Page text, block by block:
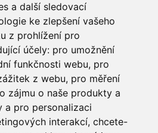
a další sledovací
ke zlepšení vašeho
z prohlížení pro
účely: pro umožnění
funkčnosti webu, pro
z webu, pro měření
zájmu o naše produkty a
a pro personalizaci
interakcí, chcete-
údajů
smlouvy